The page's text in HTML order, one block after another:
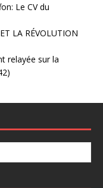
Le CV du
LA RÉVOLUTION
relayée sur la